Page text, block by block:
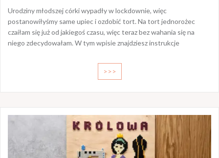
Urodziny młodszej córki wypadły w lockdownie, więc
postanowiłyśmy same upiec i ozdobić tort. Na tort jednorożec
czaiłam się już od jakiegoś czasu, więc teraz bez wahania się na
niego zdecydowałam. W tym wpisie znajdziesz instrukcje
>>>